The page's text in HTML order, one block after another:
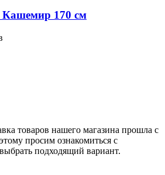
170 см
товаров нашего магазина прошла с
просим ознакомиться с
подходящий вариант.